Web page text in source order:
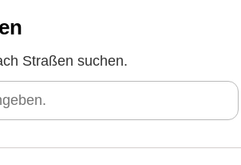
Straßen suchen.